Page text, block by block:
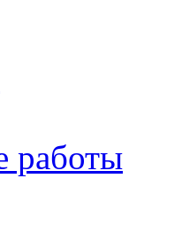
работы